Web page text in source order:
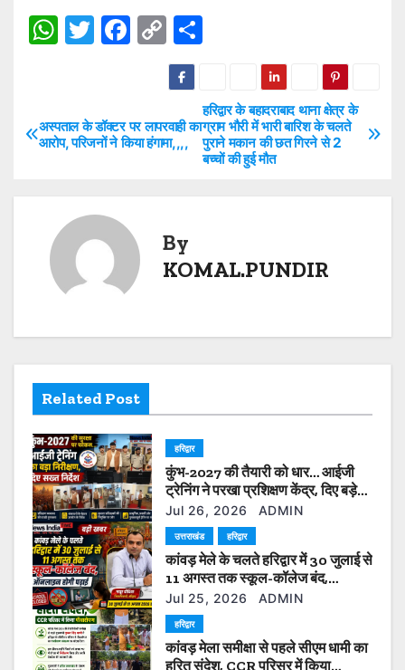
W
s
A
T
er
F
e
b
k
C
o
p
y
Li
S
e
P
o
v
g
a
t
i
o
n
हरिद्वार के बहादराबाद थाना क्षेत्र के
ग्राम भौरी में भारी बारिश के चलते
पुराने मकान की छत गिरने से 2
बच्चों की हुई मौत
अस्पताल के डॉक्टर पर लापरवाही का
आरोप, परिजनों ने किया हंगामा,,,,
By
KOMAL.PUNDIR
Related Post
हरिद्वार
कुंभ-2027 की तैयारी को धार… आईजी
ट्रेनिंग ने परखा प्रशिक्षण केंद्र, दिए बड़े
सुधार के निर्देश”
Jul 26, 2026 ADMIN
उत्तराखंड हरिद्वार
कांवड़ मेले के चलते हरिद्वार में 30 जुलाई से
11 अगस्त तक स्कूल-कॉलेज बंद,
ऑनलाइन होगी पढ़ाई
Jul 25, 2026 ADMIN
हरिद्वार
कांवड़ मेला समीक्षा से पहले सीएम धामी का
हरित संदेश, CCR परिसर में किया